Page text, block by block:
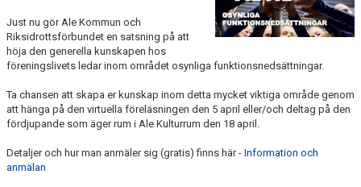
Just nu gör Ale Kommun och
Riksidrottsförbundet en satsning på att
höja den generella kunskapen hos
föreningslivets ledar inom området osynliga funktionsnedsättningar.
Ta chansen att skapa er kunskap inom detta mycket viktiga område genom
att hänga på den virtuella föreläsningen den 5 april eller/och deltag på den
fördjupande som äger rum i Ale Kulturrum den 18 april.
Detaljer och hur man anmäler sig (gratis) finns här - Information och
anmälan